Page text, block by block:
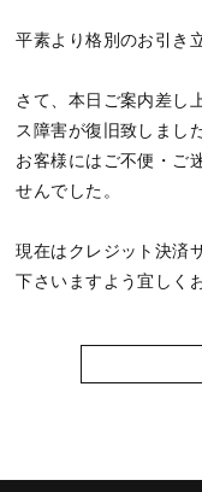
平素より格別のお引き
さて、本日ご案内差し
ス障害が復旧致しました
お客様にはご不便・ご
せんでした。
現在はクレジット決済
下さいますよう宜しく